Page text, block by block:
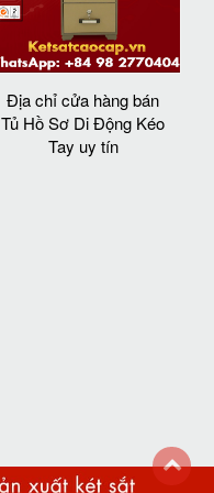
Địa chỉ cửa hàng bán
Tủ Hồ Sơ Di Động Kéo
Tay uy tín